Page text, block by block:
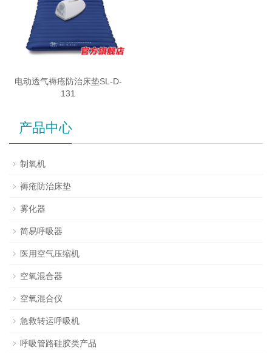
电动透气褥疮防治床垫SL-D-
131
产品中心
制氧机
褥疮防治床垫
雾化器
简易呼吸器
医用空气压缩机
空氧混合器
空氧混合仪
急救转运呼吸机
呼吸管路硅胶类产品